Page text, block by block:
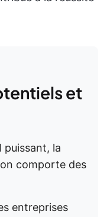
et
puissant, la
comporte des
entreprises